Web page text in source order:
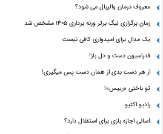
معروف درمان والیبال می شود؟
زمان برگزاری لیگ برتر وزنه برداری ۱۴۰۵ مشخص شد
یک مدال برای امیدواری کافی نیست
فدراسیون دست‌ و دل باز!
از هر دست بدی از همان دست پس میگیری!
تو باختی «رییس»!
رادیو اکتیو
آسانی اجازه بازی برای استقلال دارد؟